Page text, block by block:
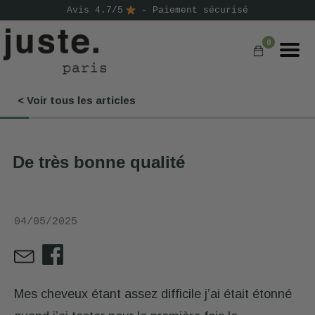
Avis 4.7/5 - Paiement sécurisé
0
< Voir tous les articles
De très bonne qualité
04/05/2025
Mes cheveux étant assez difficile j’ai était étonné
COMMANDER
NOS GAMMES
D'ESSAI
⭐